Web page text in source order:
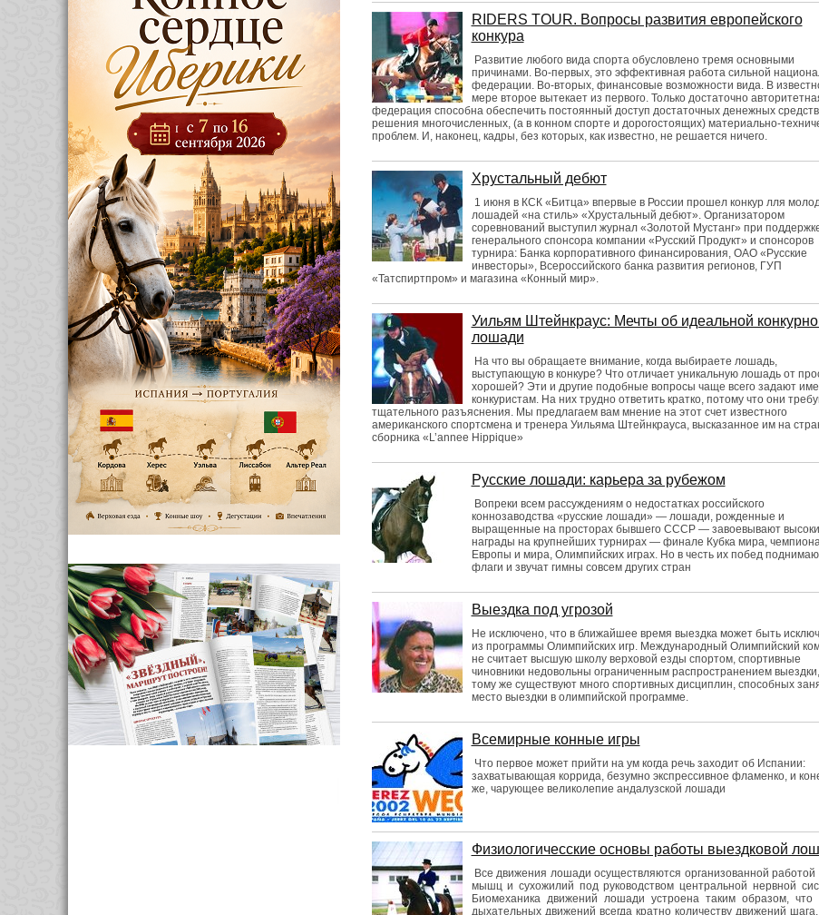
RIDERS TOUR. Вопросы развития европейского
конкура
Развитие любого вида спорта обусловлено тремя основными
причинами. Во-первых, это эффективная работа сильной
федерации. Во-вторых, финансовые возможности вида. В
мере второе вытекает из первого. Только достаточно
федерация способна обеспечить постоянный доступ достаточных денежных
решения многочисленных, (а в конном спорте и дорогостоящих) материально-
проблем. И, наконец, кадры, без которых, как известно, не решается ничего.
Хрустальный дебют
1 июня в КСК «Битца» впервые в России прошел конкур лля
лошадей «на стиль» «Хрустальный дебют». Организатором
соревнований выступил журнал «Золотой Мустанг» при
генерального спонсора компании «Русский Продукт» и спонсоров
турнира: Банка корпоративного финансирования, ОАО «Русские
инвесторы», Всероссийского банка развития регионов, ГУП
«Татспиртпром» и магазина «Конный мир».
Уильям Штейнкраус: Мечты об идеальной
лошади
На что вы обращаете внимание, когда выбираете лошадь,
выступающую в конкуре? Что отличает уникальную лошадь от
хорошей? Эти и другие подобные вопросы чаще всего задают
конкуристам. На них трудно ответить кратко, потому что они
тщательного разъяснения. Мы предлагаем вам мнение на этот счет известного
американского спортсмена и тренера Уильяма Штейнкрауса, высказанное им на
сборника «L’annee Hippique»
Русские лошади: карьера за рубежом
Вопреки всем рассуждениям о недостатках российского
коннозаводства «русские лошади» — лошади, рожденные и
выращенные на просторах бывшего СССР — завоевывают
награды на крупнейших турнирах — финале Кубка мира,
Европы и мира, Олимпийских играх. Но в честь их побед
флаги и звучат гимны совсем других стран
Выездка под угрозой
Не исключено, что в ближайшее время выездка может быть
из программы Олимпийских игр. Международный Олимпийский
не считает высшую школу верховой езды спортом, спортивные
чиновники недовольны ограниченным распространением
тому же существуют много спортивных дисциплин, способных
место выездки в олимпийской программе.
Всемирные конные игры
Что первое может прийти на ум когда речь заходит об Испании:
захватывающая коррида, безумно экспрессивное фламенко, и
же, чарующее великолепие андалузской лошади
Физиологичесские основы работы выездковой
Все движения лошади осуществляются организованной работой
мышц и сухожилий под руководством центральной нервной
Биомеханика движений лошади устроена таким образом, что
дыхательных движений всегда кратно количеству движений